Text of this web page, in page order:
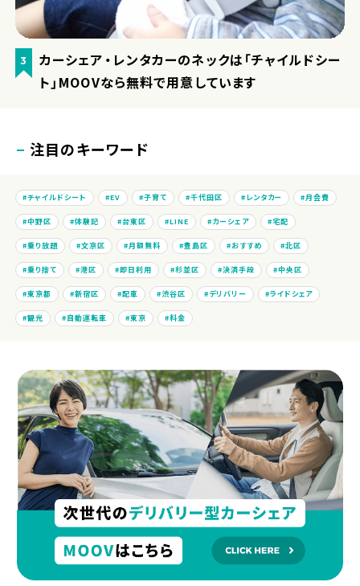
3
カーシェア・レンタカーのネックは「チャイルドシー
ト」MOOVなら無料で用意しています
注目のキーワード
チャイルドシート EV 子育て 千代田区 レンタカー 月会費
中野区 体験記 台東区 LINE カーシェア 宅配
乗り放題 文京区 月額無料 豊島区 おすすめ 北区
乗り捨て 港区 即日利用 杉並区 決済手段 中央区
東京都 新宿区 配車 渋谷区 デリバリー ライドシェア
観光 自動運転車 東京 料金